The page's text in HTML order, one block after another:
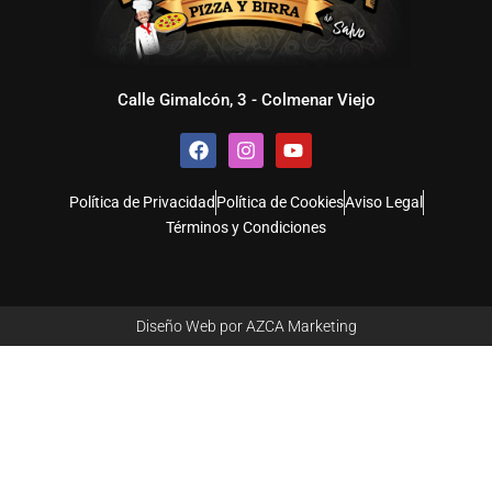
Calle Gimalcón, 3 - Colmenar Viejo
F
a
e
b
o
I
n
t
a
g
Y
o
t
u
b
Política de PrivacidadPolítica de CookiesAviso Legal
Términos y Condiciones
Diseño Web por AZCA Marketing